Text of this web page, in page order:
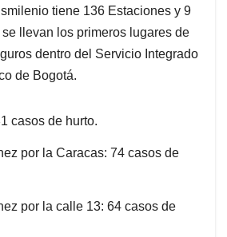
tiene 136 Estaciones y 9
llevan los primeros lugares de
dentro del Servicio Integrado
de Bogotá.
casos de hurto.
por la Caracas: 74 casos de
por la calle 13: 64 casos de